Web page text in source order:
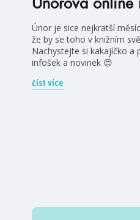
Únorová online
Únor je sice nejkratší
že by se toho v knižním
Nachystejte si kakajíčko a
infošek a novinek 😍
číst více